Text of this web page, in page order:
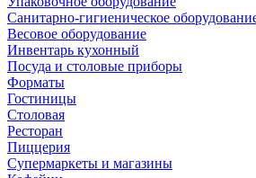
Санитарно-гигиеническое
Весовое оборудование
Инвентарь кухонный
Посуда и столовые приборы
Форматы
Гостиницы
Столовая
Ресторан
Пиццерия
Супермаркеты и магазины